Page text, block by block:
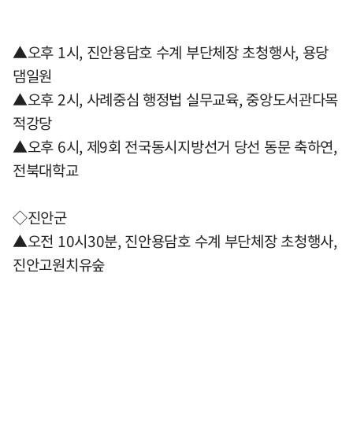
▲오후 1시, 진안용담호 수계 부단체장 초청행사, 용당
댐일원
▲오후 2시, 사례중심 행정법 실무교육, 중앙도서관다목
적강당
▲오후 6시, 제9회 전국동시지방선거 당선 동문 축하연,
전북대학교
◇진안군
▲오전 10시30분, 진안용담호 수계 부단체장 초청행사,
진안고원치유숲